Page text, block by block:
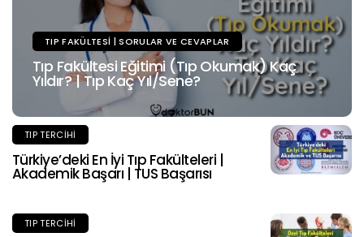
TIP FAKÜLTESI | SORULAR VE CEVAPLAR
Tıp Fakültesi Eğitimi (Tıp Okumak) Kaç
Yıldır? | Tıp Kaç Yıl/Sene?
TIP TERCIHI
Türkiye’deki En İyi Tıp Fakülteleri |
Akademik Başarı | TUS Başarısı
TIP TERCIHI